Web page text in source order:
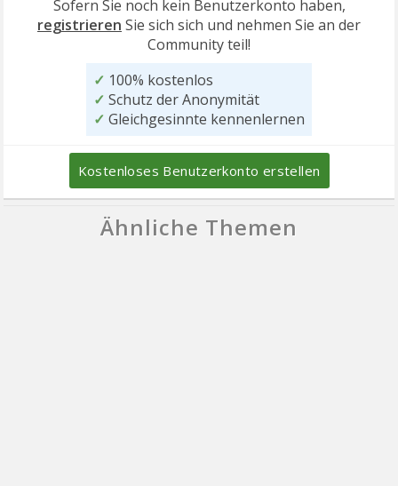
Sofern Sie noch kein Benutzerkonto haben,
registrieren Sie sich sich und nehmen Sie an der
Community teil!
✓ 100% kostenlos
✓ Schutz der Anonymität
✓ Gleichgesinnte kennenlernen
Kostenloses Benutzerkonto erstellen
Ähnliche Themen